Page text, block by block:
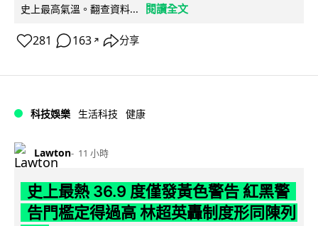
史上最高氣溫。翻查資料...
閱讀全文
281 163 ↗ 分享
科技娛樂 生活科技 健康
Lawton 11 小時
史上最熱 36.9 度僅發黃色警告 紅黑警
告門檻定得過高 林超英轟制度形同陳列